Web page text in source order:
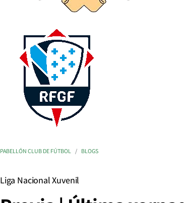
PABELLÓN CLUB DE FÚTBOL BLOGS
Liga Nacional Xuvenil